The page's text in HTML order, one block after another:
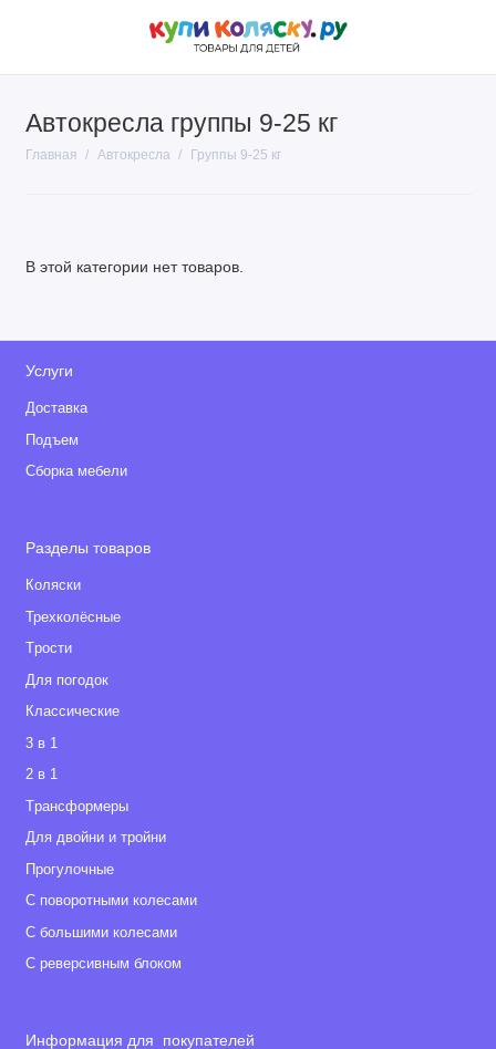
Автокресла группы 9-25 кг
Главная Автокресла Группы 9-25 кг
В этой категории нет товаров.
Услуги
Доставка
Подъем
Сборка мебели
Разделы товаров
Коляски
Трехколёсные
Tрости
Для погодок
Классические
3 в 1
2 в 1
Tрансформеры
Для двойни и тройни
Прогулочные
С поворотными колесами
С большими колесами
С реверсивным блоком
Информация для покупателей